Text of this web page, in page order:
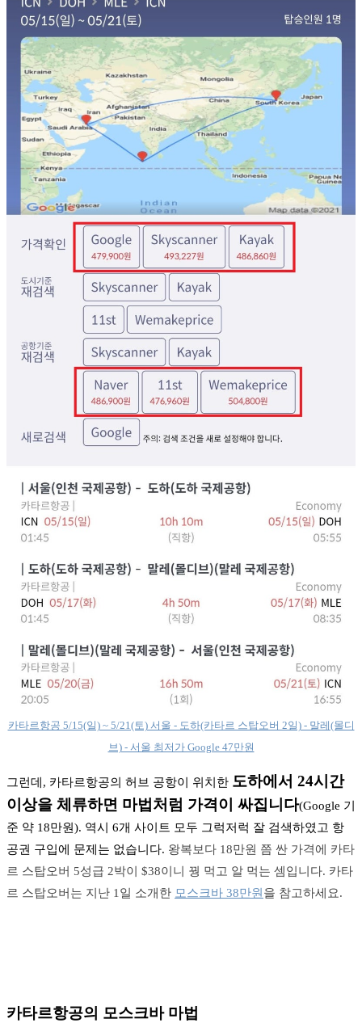
카타르항공 5/15(일) ~ 5/21(토) 서울 - 도하(카타르 스탑오버 2일) - 말레(몰디
브) - 서울 최저가 Google 47만원
그런데, 카타르항공의 허브 공항이 위치한 도하에서 24시간
이상을 체류하면 마법처럼 가격이 싸집니다(Google 기
준 약 18만원). 역시 6개 사이트 모두 그럭저럭 잘 검색하였고 항
공권 구입에 문제는 없습니다. 왕복보다 18만원 쯤 싼 가격에 카타
르 스탑오버 5성급 2박이 $38이니 꿩 먹고 알 먹는 셈입니다. 카타
르 스탑오버는 지난 1일 소개한 모스크바 38만원 을 참고하세요.
카타르항공의 모스크바 마법